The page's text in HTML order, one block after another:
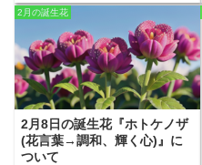
2月の誕生花
2月8日の誕生花『ホトケノザ
(花言葉→調和、輝く心)』に
ついて